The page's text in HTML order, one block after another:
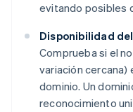
evitando posibles
Disponibilidad
Comprueba si el
variación
dominio. Un
reconocimiento